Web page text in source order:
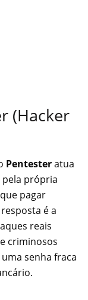
(Hacker
Pentesteratua
própria
pagar
é a
reais
criminosos
senha fraca